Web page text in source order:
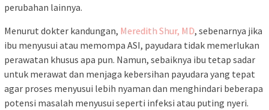
perubahan lainnya.
Menurut dokter kandungan, Meredith Shur, MD, sebenarnya jika
ibu menyusui atau memompa ASI, payudara tidak memerlukan
perawatan khusus apa pun. Namun, sebaiknya ibu tetap sadar
untuk merawat dan menjaga kebersihan payudara yang tepat
agar proses menyusui lebih nyaman dan menghindari beberapa
potensi masalah menyusui seperti infeksi atau puting nyeri.